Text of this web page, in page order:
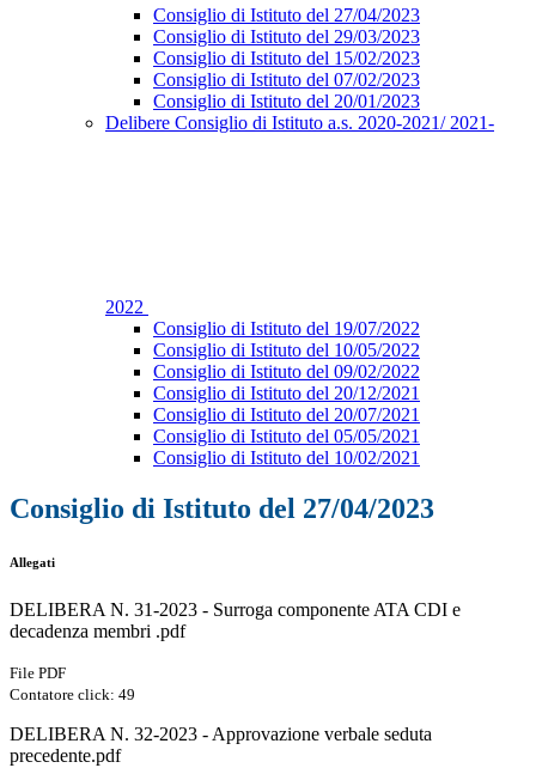
Consiglio di Istituto del 27/04/2023
Consiglio di Istituto del 29/03/2023
Consiglio di Istituto del 15/02/2023
Consiglio di Istituto del 07/02/2023
Consiglio di Istituto del 20/01/2023
Delibere Consiglio di Istituto a.s. 2020-2021/ 2021-
2022
Consiglio di Istituto del 19/07/2022
Consiglio di Istituto del 10/05/2022
Consiglio di Istituto del 09/02/2022
Consiglio di Istituto del 20/12/2021
Consiglio di Istituto del 20/07/2021
Consiglio di Istituto del 05/05/2021
Consiglio di Istituto del 10/02/2021
Consiglio di Istituto del 27/04/2023
Allegati
DELIBERA N. 31-2023 - Surroga componente ATA CDI e
decadenza membri .pdf
File PDF
Contatore click: 49
DELIBERA N. 32-2023 - Approvazione verbale seduta
precedente.pdf